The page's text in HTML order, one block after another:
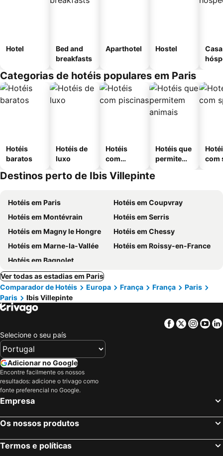
Hotel
Bed and
breakfasts
Aparthotel Hostel
Categorias de hotéis populares em Paris
Hotéis
baratos
Hotéis de
luxo
Hotéis
com
Hotéis que
permitem
com
Destinos perto de Ibis Villepinte
Hotéis em Paris
Hotéis em Coupvray
Hotéis em Montévrain
Hotéis em Serris
Hotéis em Magny le Hongre
Hotéis em Chessy
Hotéis em Marne-la-Vallée
Hotéis em Roissy-en-France
Hotéis em Bagnolet
Ver todas as estadias em Paris
Comparador de Hotéis
Europa França França
Paris
Paris
Ibis Villepinte
Facebook
Twitter
Selecione o seu país
Adicionar no Google
Encontre facilmente os nossos
resultados: adicione o trivago como
fonte preferencial no Google.
Empresa
Os nossos produtos
Termos e políticas